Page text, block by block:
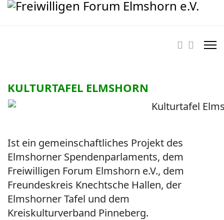
KULTURTAFEL ELMSHORN
Ist ein gemeinschaftliches Projekt des
Elmshorner Spendenparlaments, dem
Freiwilligen Forum Elmshorn e.V., dem
Freundeskreis Knechtsche Hallen, der
Elmshorner Tafel und dem
Kreiskulturverband Pinneberg.